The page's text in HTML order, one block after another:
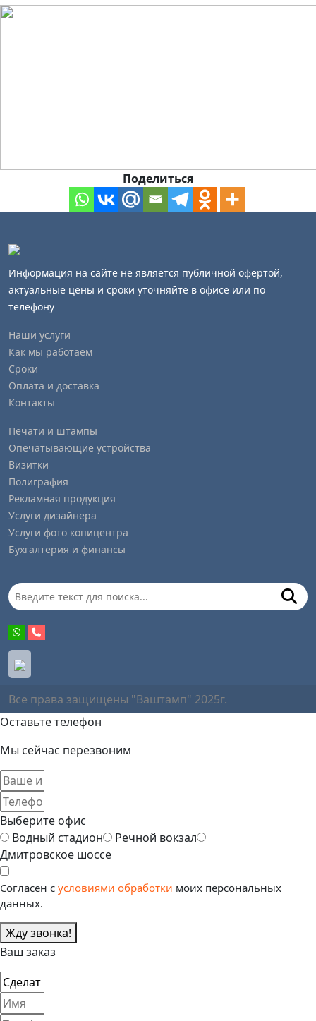
Поделиться
Информация на сайте не является публичной офертой,
актуальные цены и сроки уточняйте в офисе или по
телефону
Наши услуги
Как мы работаем
Сроки
Оплата и доставка
Контакты
Печати и штампы
Опечатывающие устройства
Визитки
Полиграфия
Рекламная продукция
Услуги дизайнера
Услуги фото копицентра
Бухгалтерия и финансы
Все права защищены "Ваштамп" 2025г.
Оставьте телефон
Мы сейчас перезвоним
Выберите офис
Водный стадион
Речной вокзал
Дмитровское шоссе
Согласен с условиями обработки моих персональных
данных.
Жду звонка!
Ваш заказ